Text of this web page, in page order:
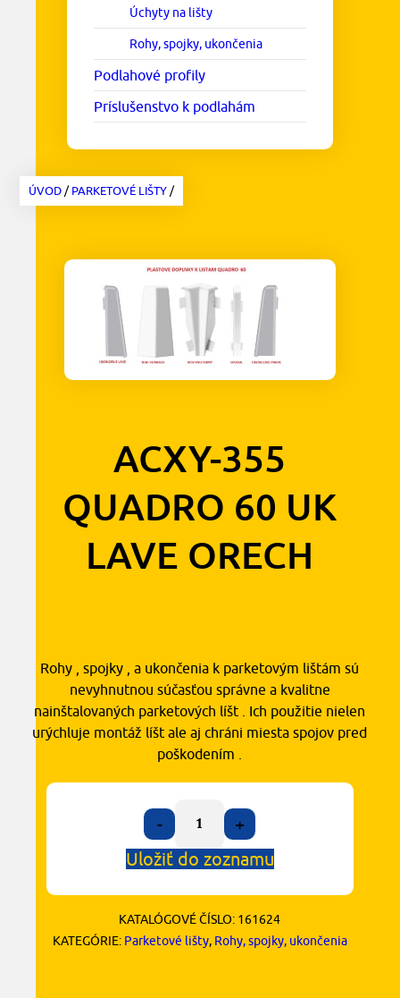
Úchyty na lišty
Rohy, spojky, ukončenia
Podlahové profily
Príslušenstvo k podlahám
ÚVOD/PARKETOVÉ LIŠTY/
ACXY-355
QUADRO 60 UK
LAVE ORECH
Rohy , spojky , a ukončenia k parketovým lištám sú
nevyhnutnou súčasťou správne a kvalitne
nainštalovaných parketových líšt . Ich použitie nielen
urýchluje montáž líšt ale aj chráni miesta spojov pred
poškodením .
-
+
Uložiť do zoznamu
KATALÓGOVÉ ČÍSLO: 161624
KATEGÓRIE: Parketové lišty, Rohy, spojky, ukončenia